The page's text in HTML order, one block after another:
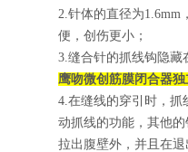
2.针体的直径为1.6mm
便，创伤更小；
3.缝合针的抓线钩隐藏
鹰吻微创筋膜闭合器
4.在缝线的穿引时，
动抓线的功能，其他
拉出腹壁外，并且在